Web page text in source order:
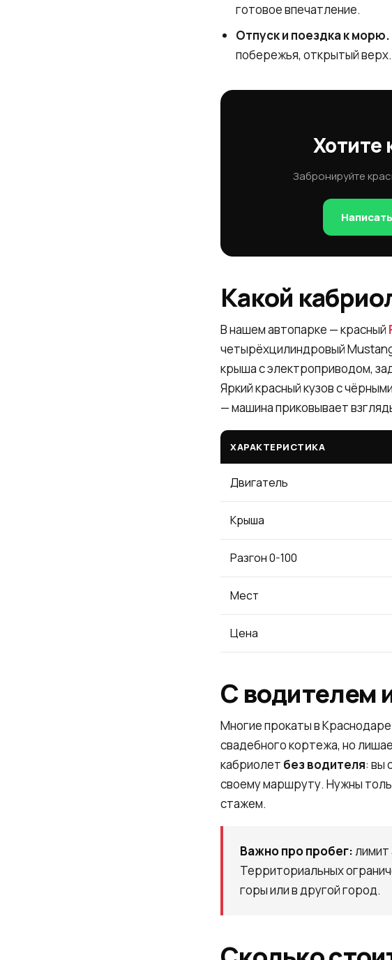
готовое впечатление.
Отпуск и поездка к морю.
побережья, открытый верх.
Хотите
Забронируйте
Какой
В нашем автопарке — красный
четырёхцилиндровый
крыша с электроприводом,
Яркий красный кузов с
— машина приковывает
ХАРАКТЕРИСТИКА
Двигатель
Крыша
Разгон 0-100
Мест
Цена
С водителем
Многие прокаты в
свадебного кортежа, но
кабриолет без водителя: вы
своему маршруту. Нужны
стажем.
Важно про пробег:лимит
Территориальных
горы или в другой город.